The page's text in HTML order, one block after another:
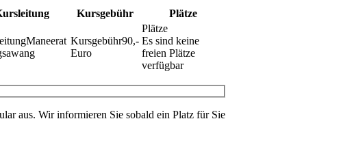
Kursgebühr Plätze
Maneerat
90,-
Euro
Es sind keine
freien Plätze
verfügbar
aus. Wir informieren Sie sobald ein Platz für Sie